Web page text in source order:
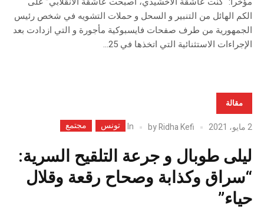
الكم الهائل من التنبير و السحل و حملات التشويه في شخص رئيس
الجمهورية من طرف صفحات فايسبوكية مأجورة و التي ازدادت بعد
الإجراءات الاستثنائية التي اتخذها في 25...
مقالة
2 مايو، 2021 byRidha Kefi
In تونس مجتمع
ليلى طوبال و جرعة التلقيح السرية:
“سراق وكذابة وصحاح رقعة وقلال
حياء”